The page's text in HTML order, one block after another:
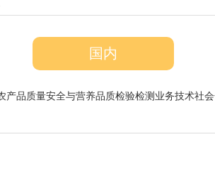
国内
产品质量安全与营养品质检验检测业务技术社